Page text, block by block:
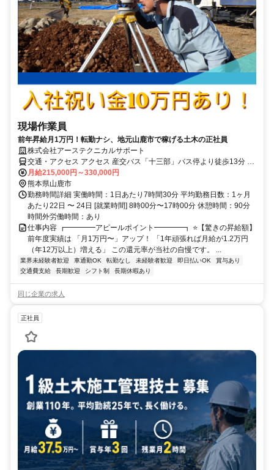
現場作業員
前年昇給月1万円！転勤ナシ、地元山鹿市で稼げる土木の正社員
株式会社アーステクニカルサポート
交通・アクセス アクセス 産交バス「十三部」バス停より徒歩13分 ※
自転車・バイク・車通勤が便利です！
月給215,000円～330,000円
熊本県山鹿市
勤務時間詳細 実働時間：1日あたり7時間30分 平均勤務日数：1ヶ月
あたり22日 〜 24日 [就業時間] 8時00分〜17時00分 休憩時間：90分
時間外労働時間：あり
仕事内容 ┏━━━━アピールポイント━━━━┓ ⭐【驚きの昇給額】
前年度実績は 「月1万円〜」アップ！ 「1年頑張れば月給が1.2万円
（年12万以上）増える」 この還元率が当社の自慢です。 ...
業界未経験者歓迎 車通勤OK 転勤なし 未経験者歓迎 即日払いOK
賞与あり
交通費支給
長期歓迎 シフト制 長期休暇あり
同じ企業の求人
正社員